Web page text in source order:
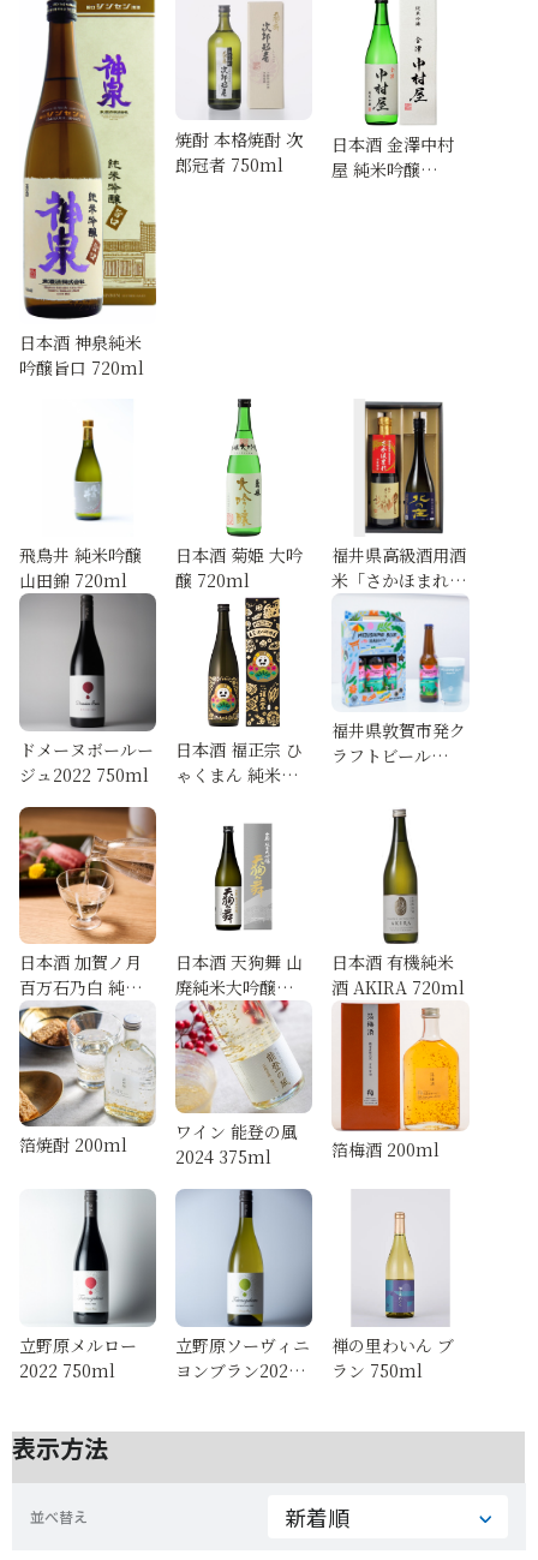
日本酒 神泉純米
吟醸旨口 720ml
焼酎 本格焼酎 次
郎冠者 750ml
日本酒 金澤中村
屋 純米吟醸
飛鳥井 純米吟醸
山田錦 720ml
日本酒 菊姫 大吟
醸 720ml
福井県高級酒用酒
米「さかほまれ」
純米大吟醸セット
720ml×2本
ドメーヌボールー
ジュ2022 750ml
日本酒 福正宗 ひ
ゃくまん 純米大
福井県敦賀市発ク
ラフトビール
BLUE | 北陸のハ
ワイ】 330ml×3
本ギフトセット
日本酒 加賀ノ月
百万石乃白 純米
大吟醸 720ml
日本酒 天狗舞 山
廃純米大吟醸
720ml
日本酒 有機純米
酒 AKIRA 720ml
箔焼酎 200ml
ワイン 能登の風
2024 375ml
箔梅酒 200ml
立野原メルロー
2022 750ml
立野原ソーヴィニ
ヨンブラン2023
禅の里わいん ブ
ラン 750ml
表示方法
並べ替え